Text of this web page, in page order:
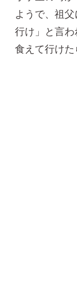
ようで、祖
行け」と言
食えて行けた